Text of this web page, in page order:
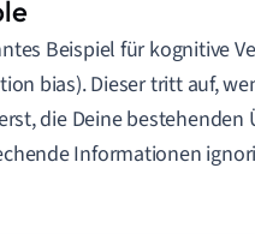
Beispiel für kognitive
bias). Dieser tritt auf,
die Deine
Informationen